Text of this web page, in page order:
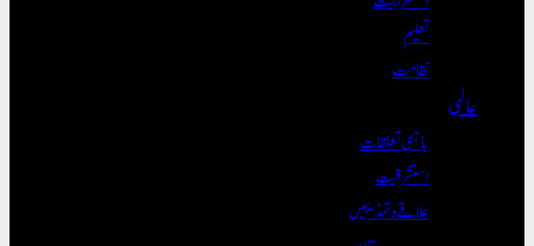
تعلیم
نظامت
عالمی
باہمی تعلقات
استشراقیت
علاقے و تہذیبیں